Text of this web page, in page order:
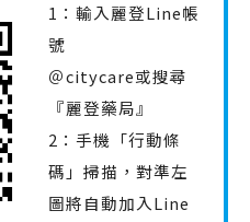
1：輸入麗登Line帳
號
＠citycare或搜尋
『麗登藥局』
2：手機「行動條
碼」掃描，對準左
圖將自動加入Line